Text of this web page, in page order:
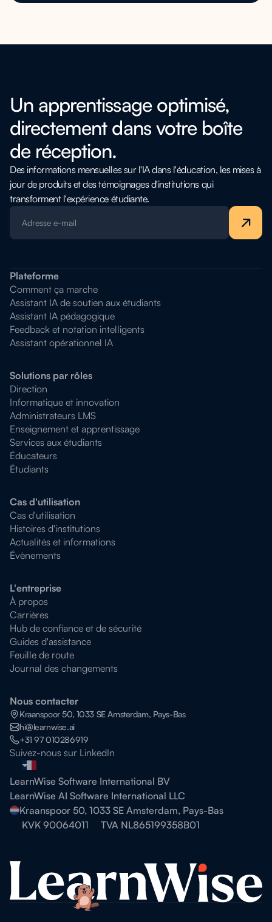
Un apprentissage optimisé,
directement dans votre boîte
de réception.
Des informations mensuelles sur l'IA dans l'éducation, les mises à
jour de produits et des témoignages d'institutions qui
transforment l'expérience étudiante.
Plateforme
Comment ça marche
Assistant IA de soutien aux étudiants
Assistant IA pédagogique
Feedback et notation intelligents
Assistant opérationnel IA
Solutions par rôles
Direction
Informatique et innovation
Administrateurs LMS
Enseignement et apprentissage
Services aux étudiants
Éducateurs
Étudiants
Cas d'utilisation
Cas d'utilisation
Histoires d'institutions
Actualités et informations
Évènements
L'entreprise
À propos
Carrières
Hub de confiance et de sécurité
Guides d'assistance
Feuille de route
Journal des changements
Nous contacter
Kraanspoor 50, 1033 SE Amsterdam, Pays-Bas
hi@learnwise.ai
+31 97 010286919
Suivez-nous sur LinkedIn
LearnWise Software International BV
LearnWise AI Software International LLC
Kraanspoor 50, 1033 SE Amsterdam, Pays-Bas
KVK 90064011
TVA NL865199358B01